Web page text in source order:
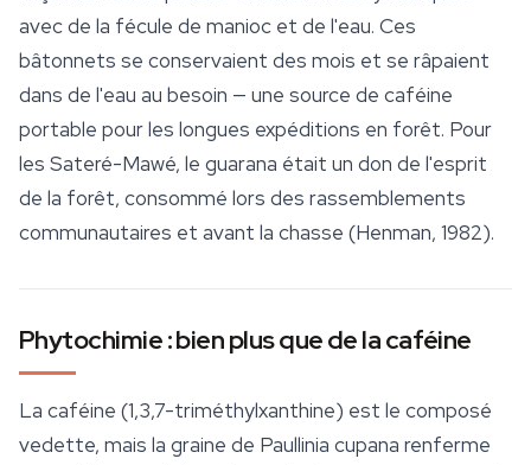
avec de la fécule de manioc et de l'eau. Ces
bâtonnets se conservaient des mois et se râpaient
dans de l'eau au besoin — une source de caféine
portable pour les longues expéditions en forêt. Pour
les Sateré-Mawé, le guarana était un don de l'esprit
de la forêt, consommé lors des rassemblements
communautaires et avant la chasse (Henman, 1982).
Phytochimie : bien plus que de la caféine
La caféine (1,3,7-triméthylxanthine) est le composé
vedette, mais la graine de Paullinia cupana renferme